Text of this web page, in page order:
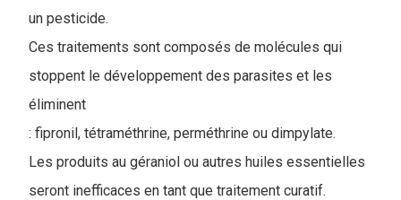
un pesticide.
Ces traitements sont composés de molécules qui
stoppent le développement des parasites et les
éliminent
: fipronil, tétraméthrine, perméthrine ou dimpylate.
Les produits au géraniol ou autres huiles essentielles
seront inefficaces en tant que traitement curatif.